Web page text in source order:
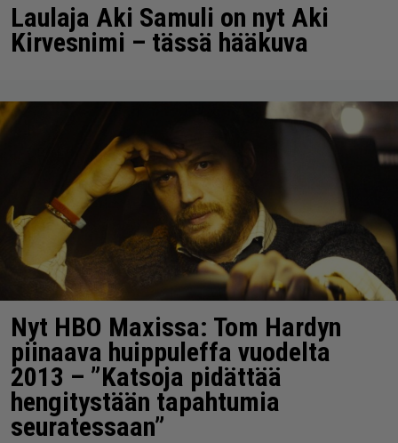
Laulaja Aki Samuli on nyt Aki
Kirvesnimi – tässä hääkuva
Nyt HBO Maxissa: Tom Hardyn
piinaava huippuleffa vuodelta
2013 – ”Katsoja pidättää
hengitystään tapahtumia
seuratessaan”